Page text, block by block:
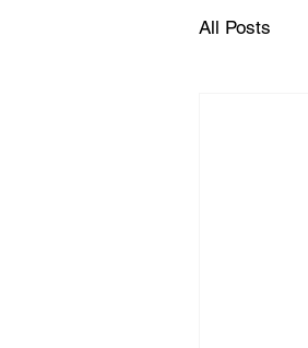
All Posts